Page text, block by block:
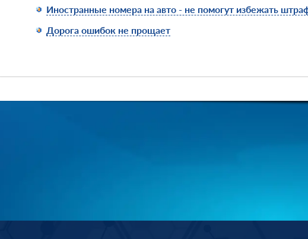
Иностранные номера на авто - не помогут избежать
Дорога ошибок не прощает